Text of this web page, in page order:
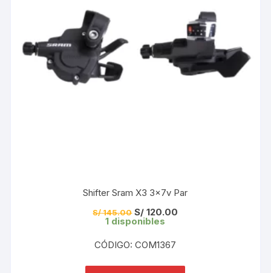
Shifter Sram X3 3x7v Par
S/145.00 El
precio
S/ 145.00.
S/ 120.00
1 disponibles
CÓDIGO: COM1367